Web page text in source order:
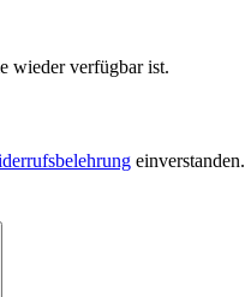
wieder verfügbar ist.
einverstanden.